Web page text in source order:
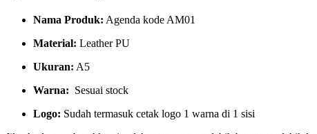
Nama Produk: Agenda kode AM01
Material: Leather PU
Ukuran: A5
Warna: Sesuai stock
Logo: Sudah termasuk cetak logo 1 warna di 1 sisi